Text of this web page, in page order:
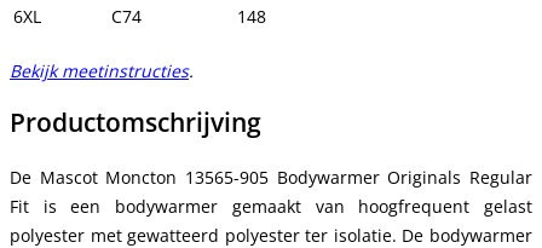
6XL
C74 148
Bekijk meetinstructies.
Productomschrijving
De Mascot Moncton 13565-905 Bodywarmer Originals Regular
Fit is een bodywarmer gemaakt van hoogfrequent gelast
polyester met gewatteerd polyester ter isolatie. De bodywarmer